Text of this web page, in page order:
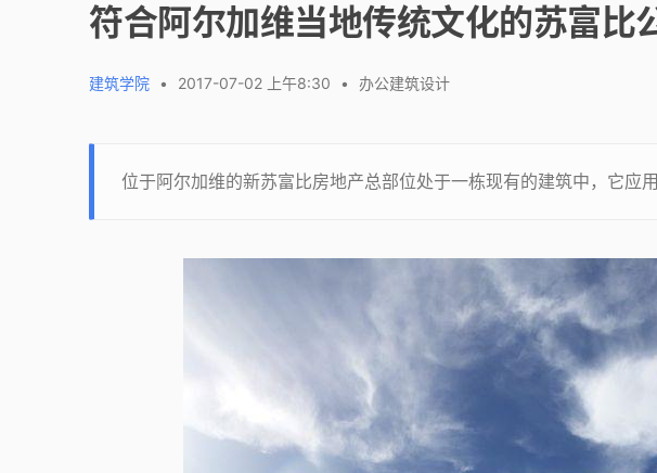
符合阿尔加维当地传统文化的苏富比
建筑学院 • 2017-07-02 上午8:30 • 办公建筑设计
位于阿尔加维的新苏富比房地产总部位处于一栋现有的建筑中，它应